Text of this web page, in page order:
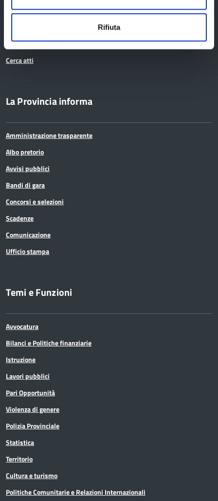
Rifiuta
Servizi agli Enti pubblici del territorio
Cerca persone
Cerca atti
La Provincia informa
Amministrazione trasparente
Albo pretorio
Avvisi pubblici
Bandi di gara
Concorsi e selezioni
Scadenze
Comunicazione
Ufficio stampa
Temi e Funzioni
Avvocatura
Bilanci e Politiche finanziarie
Istruzione
Lavori pubblici
Pari Opportunità
Violenza di genere
Polizia Provinciale
Statistica
Territorio
Cultura e turismo
Politiche Comunitarie e Relazioni Internazionali